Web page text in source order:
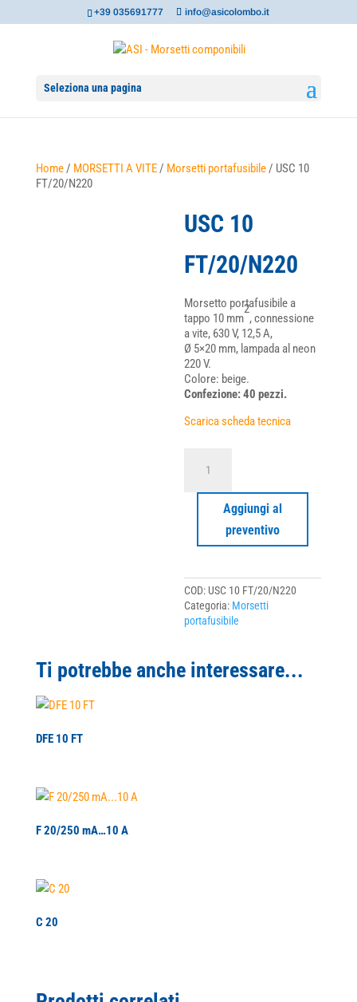
+39 035691777 info@asicolombo.it
Seleziona una pagina
Home/ MORSETTI A VITE/ Morsetti portafusibile/ USC 10
FT/20/N220
USC 10
FT/20/N220
Morsetto portafusibile a
tappo 10 mm
2
, connessione
a vite, 630 V, 12,5 A,
Ø 5×20 mm, lampada al neon
220 V.
Colore: beige.
Confezione: 40 pezzi.
Scarica scheda tecnica
Aggiungi al
preventivo
COD: USC 10 FT/20/N220
Categoria: Morsetti
portafusibile
Ti potrebbe anche interessare...
DFE 10 FT
F 20/250 mA…10 A
C 20